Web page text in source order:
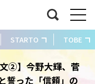
STARTO TOBE
②】今野大輝、菅
誓った「信頼」の